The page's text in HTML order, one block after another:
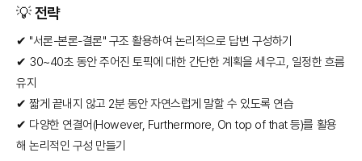
💡 전략
✔ "서론-본론-결론" 구조 활용하여 논리적으로 답변 구성하기
✔ 30~40초 동안 주어진 토픽에 대한 간단한 계획을 세우고, 일정한 흐름
유지
✔ 짧게 끝내지 않고 2분 동안 자연스럽게 말할 수 있도록 연습
✔ 다양한 연결어(However, Furthermore, On top of that 등)를 활용
해 논리적인 구성 만들기